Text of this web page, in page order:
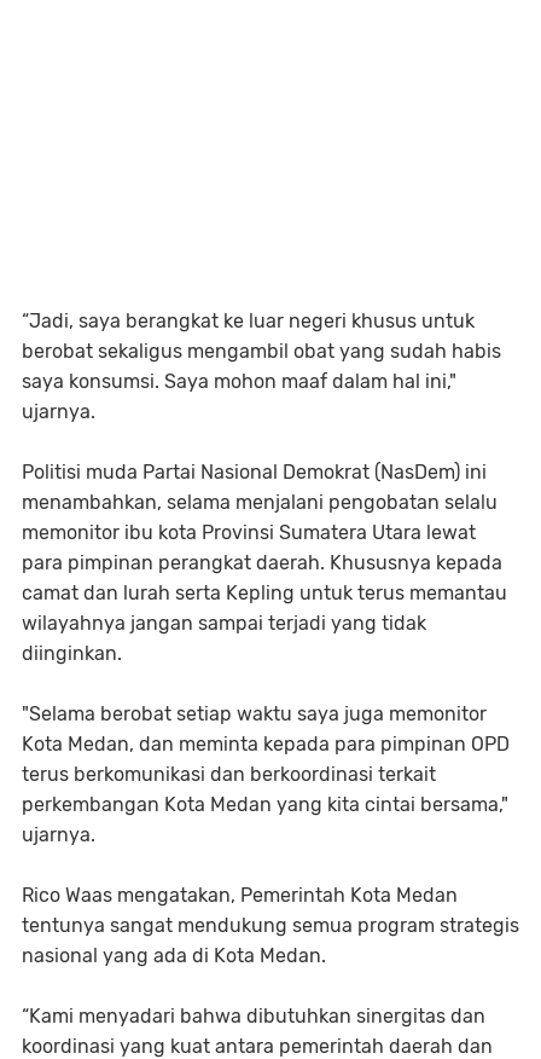
“Jadi, saya berangkat ke luar negeri khusus untuk
berobat sekaligus mengambil obat yang sudah habis
saya konsumsi. Saya mohon maaf dalam hal ini,"
ujarnya.
Politisi muda Partai Nasional Demokrat (NasDem) ini
menambahkan, selama menjalani pengobatan selalu
memonitor ibu kota Provinsi Sumatera Utara lewat
para pimpinan perangkat daerah. Khususnya kepada
camat dan lurah serta Kepling untuk terus memantau
wilayahnya jangan sampai terjadi yang tidak
diinginkan.
"Selama berobat setiap waktu saya juga memonitor
Kota Medan, dan meminta kepada para pimpinan OPD
terus berkomunikasi dan berkoordinasi terkait
perkembangan Kota Medan yang kita cintai bersama,"
ujarnya.
Rico Waas mengatakan, Pemerintah Kota Medan
tentunya sangat mendukung semua program strategis
nasional yang ada di Kota Medan.
“Kami menyadari bahwa dibutuhkan sinergitas dan
koordinasi yang kuat antara pemerintah daerah dan